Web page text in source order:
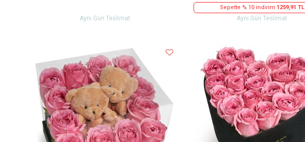
Aynı Gün Teslimat
Sepette % 10 indirim 1259,91 TL
Aynı Gün Teslimat